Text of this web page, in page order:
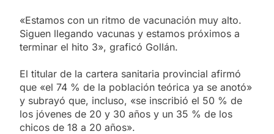
«Estamos con un ritmo de vacunación muy alto.
Siguen llegando vacunas y estamos próximos a
terminar el hito 3», graficó Gollán.
El titular de la cartera sanitaria provincial afirmó
que «el 74 % de la población teórica ya se anotó»
y subrayó que, incluso, «se inscribió el 50 % de
los jóvenes de 20 y 30 años y un 35 % de los
chicos de 18 a 20 años».